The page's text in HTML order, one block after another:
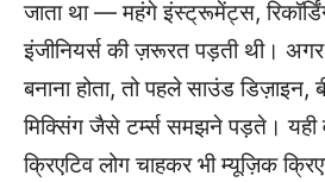
जाता था — महंगे इंस्ट्रूमेंट्स,
इंजीनियर्स की ज़रूरत पड़ती थी।
बनाना होता, तो पहले साउंड डिज़ाइन,
मिक्सिंग जैसे टर्म्स समझने पड़ते। यही
क्रिएटिव लोग चाहकर भी म्यूज़िक